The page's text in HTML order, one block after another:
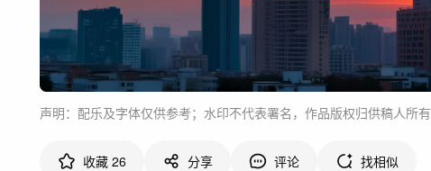
声明：配乐及字体仅供参考；水印不代表署名，作品版权归供稿人所有
收藏 26 分享 评论 找相似